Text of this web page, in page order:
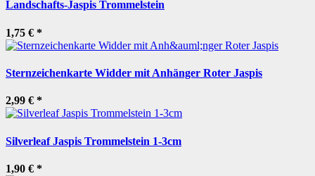
Landschafts-Jaspis Trommelstein
1,75 € *
Sternzeichenkarte Widder mit Anhänger Roter Jaspis
2,99 € *
Silverleaf Jaspis Trommelstein 1-3cm
1,90 € *